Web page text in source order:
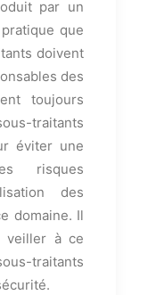
par un
que
doivent
des
toujours
traitants
éviter une
risques
des
domaine. Il
veiller à ce
traitants